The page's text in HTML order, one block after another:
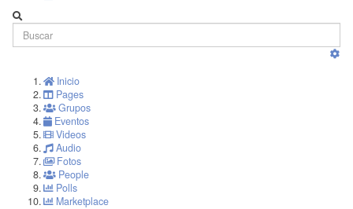
Inicio
Pages
Grupos
Eventos
Videos
Audio
Fotos
People
Polls
Marketplace